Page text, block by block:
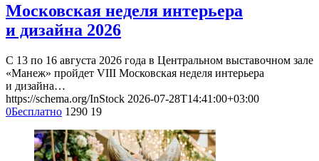
Московская неделя интерьера
и дизайна 2026
С 13 по 16 августа 2026 года в Центральном выставочном зале
«Манеж» пройдет VIII Московская неделя интерьера
и дизайна…
https://schema.org/InStock 2026-07-28T14:41:00+03:00
0Бесплатно 1290 19